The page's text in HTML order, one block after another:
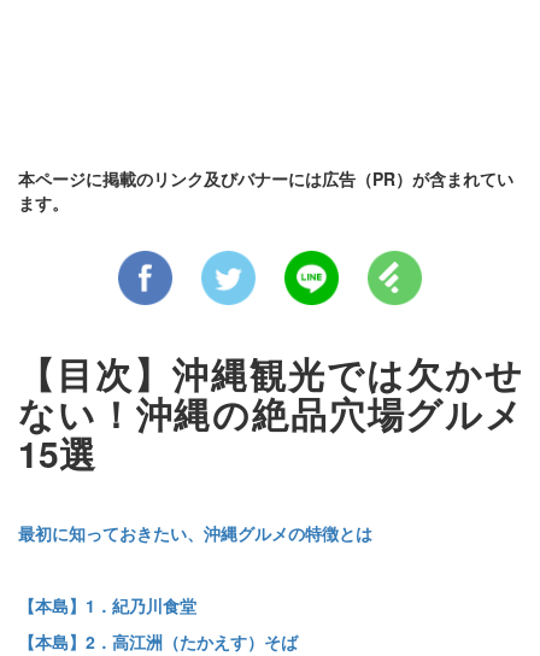
本ページに掲載のリンク及びバナーには広告（PR）が含まれてい
ます。
【目次】沖縄観光では欠かせ
ない！沖縄の絶品穴場グルメ
15選
最初に知っておきたい、沖縄グルメの特徴とは
【本島】1．紀乃川食堂
【本島】2．高江洲（たかえす）そば